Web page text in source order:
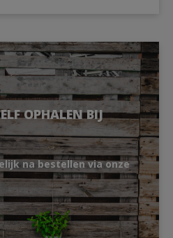
OPHALEN BIJ
na bestellen via onze